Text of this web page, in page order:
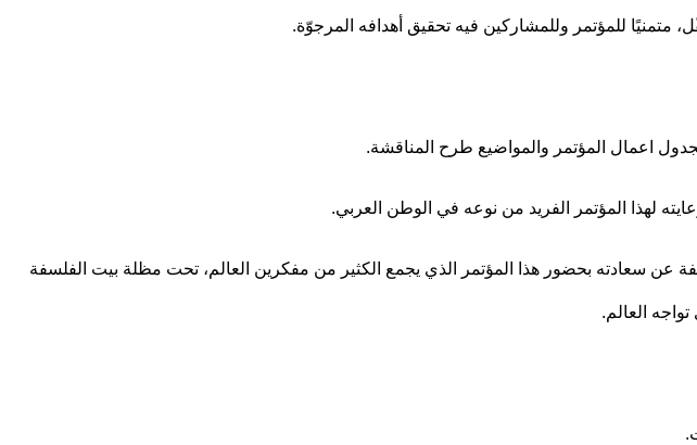
متمنيًا للمؤتمر وللمشاركين فيه تحقيق أهدافه المرجوّة.
اعمال المؤتمر والمواضيع طرح المناقشة.
لهذا المؤتمر الفريد من نوعه في الوطن العربي.
عن سعادته بحضور هذا المؤتمر الذي يجمع الكثير من مفكرين العالم، تحت مظلة بيت الفلسفة
العالم.